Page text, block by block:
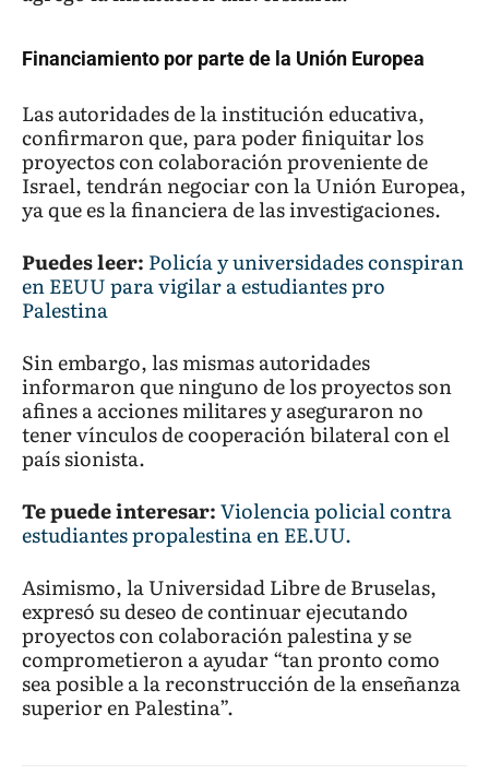
Financiamiento por parte de la Unión Europea
Las autoridades de la institución educativa,
confirmaron que, para poder finiquitar los
proyectos con colaboración proveniente de
Israel, tendrán negociar con la Unión Europea,
ya que es la financiera de las investigaciones.
Puedes leer: Policía y universidades conspiran
en EEUU para vigilar a estudiantes pro
Palestina
Sin embargo, las mismas autoridades
informaron que ninguno de los proyectos son
afines a acciones militares y aseguraron no
tener vínculos de cooperación bilateral con el
país sionista.
Te puede interesar:Violencia policial contra
estudiantes propalestina en EE.UU.
Asimismo, la Universidad Libre de Bruselas,
expresó su deseo de continuar ejecutando
proyectos con colaboración palestina y se
comprometieron a ayudar “tan pronto como
sea posible a la reconstrucción de la enseñanza
superior en Palestina”.